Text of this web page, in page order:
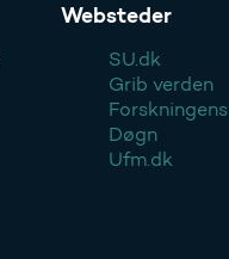
Websteder
SU.dk
Grib verden
Forskningens
Døgn
Ufm.dk